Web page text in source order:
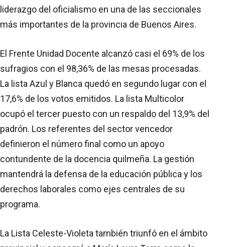
liderazgo del oficialismo en una de las seccionales
más importantes de la provincia de Buenos Aires.
El Frente Unidad Docente alcanzó casi el 69% de los
sufragios con el 98,36% de las mesas procesadas.
La lista Azul y Blanca quedó en segundo lugar con el
17,6% de los votos emitidos. La lista Multicolor
ocupó el tercer puesto con un respaldo del 13,9% del
padrón. Los referentes del sector vencedor
definieron el número final como un apoyo
contundente de la docencia quilmeña. La gestión
mantendrá la defensa de la educación pública y los
derechos laborales como ejes centrales de su
programa.
La Lista Celeste-Violeta también triunfó en el ámbito